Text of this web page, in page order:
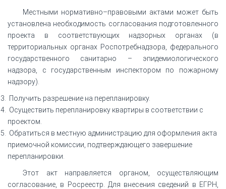
Местными нормативно–правовыми актами может быть
установлена необходимость согласования подготовленного
проекта в соответствующих надзорных органах (в
территориальных органах Роспотребнадзора, федерального
государственного санитарно – эпидемиологического
надзора, с государственным инспектором по пожарному
надзору).
Получить разрешение на перепланировку.
Осуществить перепланировку квартиры в соответствии с
проектом.
Обратиться в местную администрацию для оформления акта
приемочной комиссии, подтверждающего завершение
перепланировки.
Этот акт направляется органом, осуществляющим
согласование, в Росреестр. Для внесения сведений в ЕГРН,